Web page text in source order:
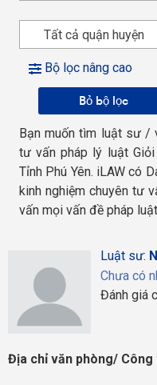
Tất cả quận huyện
Bộ lọc nâng cao
Bỏ bộ lọc
Bạn muốn tìm luật sư /
tư vấn pháp lý luật
Tỉnh Phú Yên. iLAW có
kinh nghiệm chuyên tư
vấn mọi vấn đề pháp luật
Luật sư:
Chưa có
Đánh giá
Địa chỉ văn phòng/ Công